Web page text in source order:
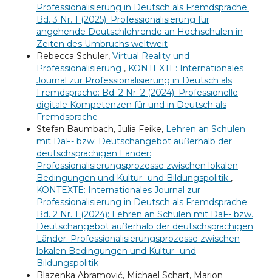
Professionalisierung in Deutsch als Fremdsprache:
Bd. 3 Nr. 1 (2025): Professionalisierung für
angehende Deutschlehrende an Hochschulen in
Zeiten des Umbruchs weltweit
Rebecca Schuler, Virtual Reality und
Professionalisierung , KONTEXTE: Internationales
Journal zur Professionalisierung in Deutsch als
Fremdsprache: Bd. 2 Nr. 2 (2024): Professionelle
digitale Kompetenzen für und in Deutsch als
Fremdsprache
Stefan Baumbach, Julia Feike, Lehren an Schulen
mit DaF- bzw. Deutschangebot außerhalb der
deutschsprachigen Länder:
Professionalisierungsprozesse zwischen lokalen
Bedingungen und Kultur- und Bildungspolitik ,
KONTEXTE: Internationales Journal zur
Professionalisierung in Deutsch als Fremdsprache:
Bd. 2 Nr. 1 (2024): Lehren an Schulen mit DaF- bzw.
Deutschangebot außerhalb der deutschsprachigen
Länder. Professionalisierungsprozesse zwischen
lokalen Bedingungen und Kultur- und
Bildungspolitik
Blazenka Abramović, Michael Schart, Marion